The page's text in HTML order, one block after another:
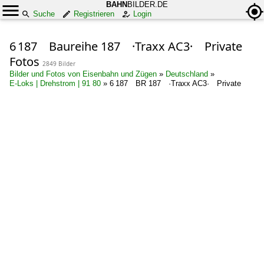
BAHN BILDER.DE
Suche
Registrieren Login
6 187 Baureihe 187 ·Traxx AC3· Private
Fotos 2849 Bilder
Bilder und Fotos von Eisenbahn und Zügen » Deutschland »
E-Loks | Drehstrom | 91 80 » 6 187 BR 187 ·Traxx AC3· Private